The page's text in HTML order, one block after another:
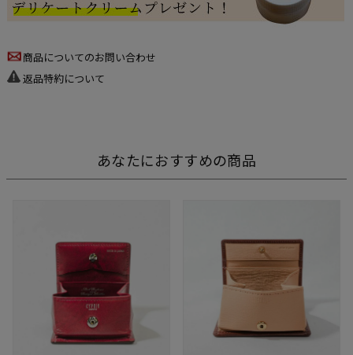
商品についてのお問い合わせ
返品特約について
あなたにおすすめの商品